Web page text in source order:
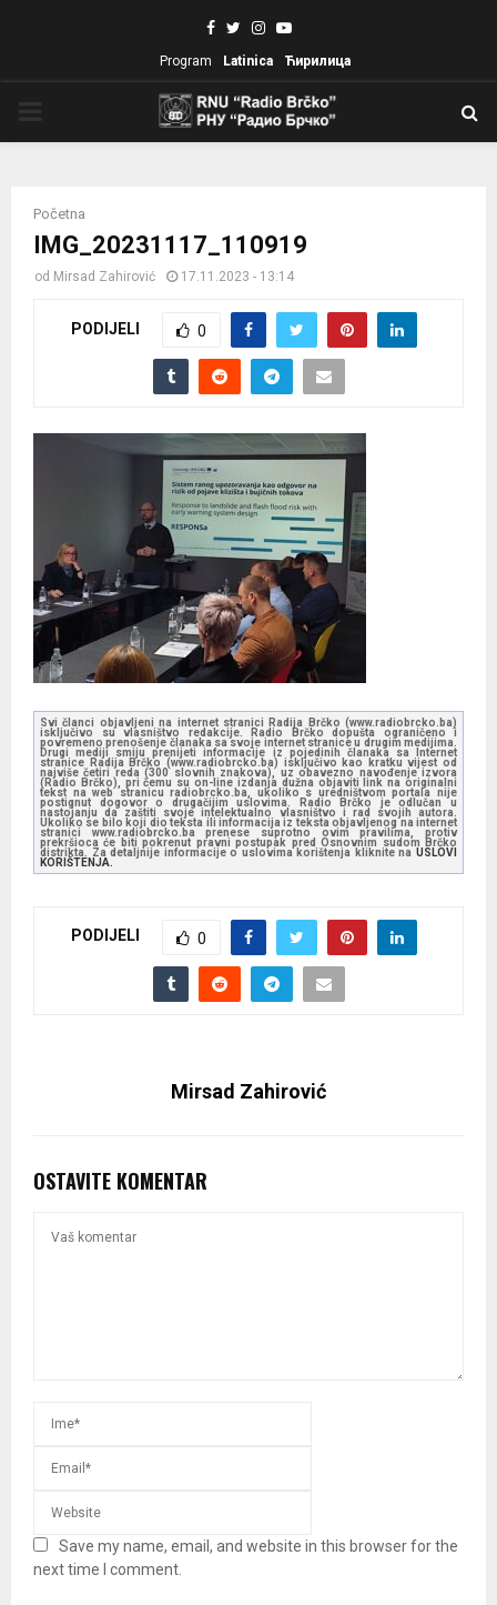
Facebook
TwitterInstagram
Youtube
Program Latinica Ћирилица
Početna
IMG_20231117_110919
od Mirsad Zahirović 17.11.2023 - 13:14
PODIJELI 0
Svi članci objavljeni na internet stranici Radija Brčko (www.radiobrcko.ba)
isključivo su vlasništvo redakcije. Radio Brčko dopušta ograničeno i
povremeno prenošenje članaka sa svoje internet stranice u drugim medijima.
Drugi mediji smiju prenijeti informacije iz pojedinih članaka sa Internet
stranice Radija Brčko (www.radiobrcko.ba) isključivo kao kratku vijest od
najviše četiri reda (300 slovnih znakova), uz obavezno navođenje izvora
(Radio Brčko), pri čemu su on-line izdanja dužna objaviti link na originalni
tekst na web stranicu radiobrcko.ba, ukoliko s uredništvom portala nije
postignut dogovor o drugačijim uslovima. Radio Brčko je odlučan u
nastojanju da zaštiti svoje intelektualno vlasništvo i rad svojih autora.
Ukoliko se bilo koji dio teksta ili informacija iz teksta objavljenog na internet
stranici www.radiobrcko.ba prenese suprotno ovim pravilima, protiv
prekršioca će biti pokrenut pravni postupak pred Osnovnim sudom Brčko
distrikta. Za detaljnije informacije o uslovima korištenja kliknite na USLOVI
KORIŠTENJA.
PODIJELI 0
Mirsad Zahirović
OSTAVITE KOMENTAR
Save my name, email, and website in this browser for the
next time I comment.